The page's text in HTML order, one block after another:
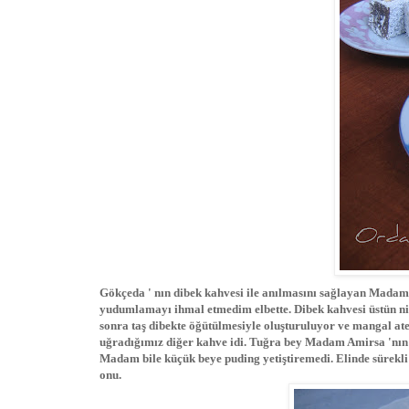
Gökçeda ' nın dibek kahvesi ile anılmasını sağlayan
yudumlamayı ihmal etmedim elbette. Dibek kahvesi
sonra taş dibekte öğütülmesiyle oluşturuluyor ve mangal
uğradığımız diğer kahve idi. Tuğra bey Madam Amirsa
Madam bile küçük beye puding yetiştiremedi. Elinde
onu.